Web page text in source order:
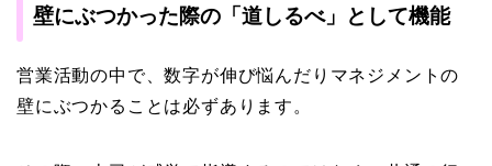
壁にぶつかった際の「道しるべ」として機能
営業活動の中で、数字が伸び悩んだりマネジメントの
壁にぶつかることは必ずあります。